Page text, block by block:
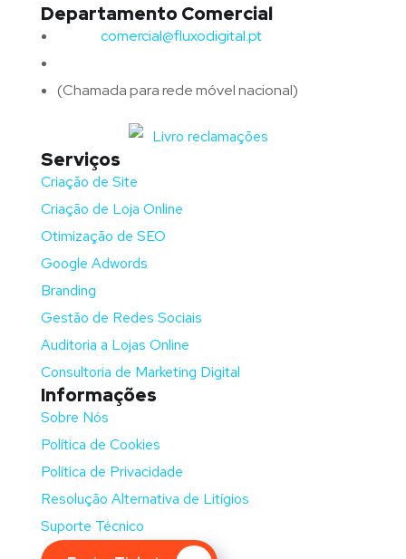
Departamento Comercial
comercial@fluxodigital.pt
(Chamada para rede móvel nacional)
Serviços
Criação de Site
Criação de Loja Online
Otimização de SEO
Google Adwords
Branding
Gestão de Redes Sociais
Auditoria a Lojas Online
Consultoria de Marketing Digital
Informações
Sobre Nós
Política de Cookies
Política de Privacidade
Resolução Alternativa de Litígios
Suporte Técnico